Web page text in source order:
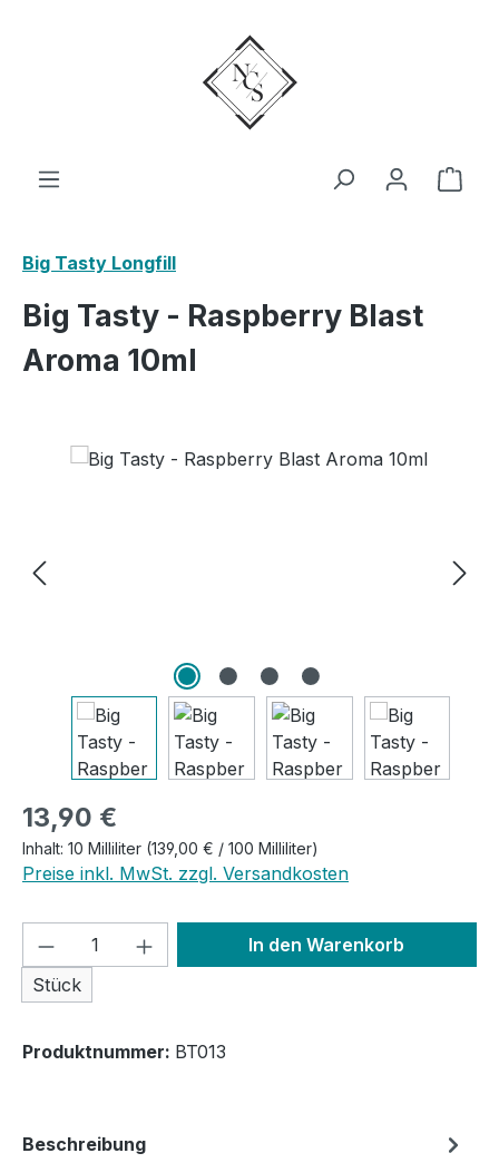
Big Tasty Longfill
Big Tasty - Raspberry Blast
Aroma 10ml
Bildergalerie überspringen
Regulärer Preis:
13,90 €
Inhalt: 10 Milliliter (139,00 € / 100 Milliliter)
Preise inkl. MwSt. zzgl. Versandkosten
Produkt Anzahl: Gib den
Stück
In den Warenkorb
Produktnummer: BT013
Beschreibung